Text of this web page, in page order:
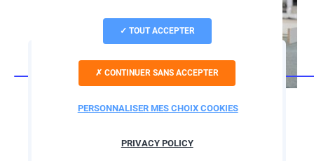
SOFTWARE
Optimisez la gestion
des interventions de
vos techniciens !
TOUT ACCEPTER
CONTINUER SANS ACCEPTER
PERSONNALISER MES CHOIX COOKIES
PRIVACY POLICY